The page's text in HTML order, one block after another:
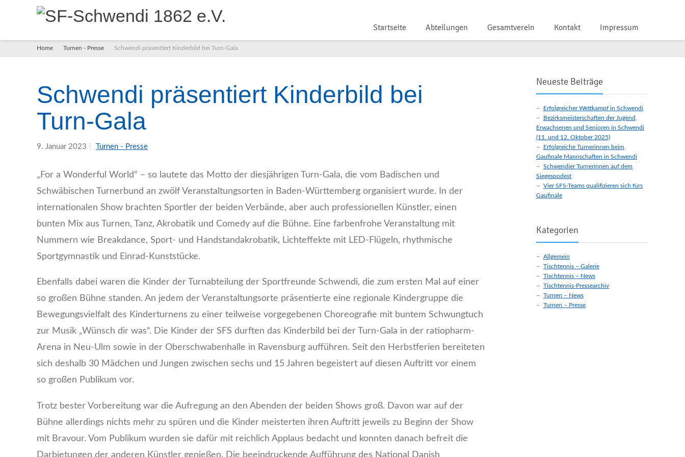
Startseite Abteilungen Gesamtverein Kontakt Impressum
Home Turnen - Presse Schwendi präsentiert Kinderbild bei Turn-Gala
Schwendi präsentiert Kinderbild bei
Turn-Gala
9. Januar 2023 Turnen - Presse
„For a Wonderful World“ – so lautete das Motto der diesjährigen Turn-Gala, die vom Badischen und
Schwäbischen Turnerbund an zwölf Veranstaltungsorten in Baden-Württemberg organisiert wurde. In der
internationalen Show brachten Sportler der beiden Verbände, aber auch professionellen Künstler, einen
bunten Mix aus Turnen, Tanz, Akrobatik und Comedy auf die Bühne. Eine farbenfrohe Veranstaltung mit
Nummern wie Breakdance, Sport- und Handstandakrobatik, Lichteffekte mit LED-Flügeln, rhythmische
Sportgymnastik und Einrad-Kunststücke.
Ebenfalls dabei waren die Kinder der Turnabteilung der Sportfreunde Schwendi, die zum ersten Mal auf einer
so großen Bühne standen. An jedem der Veranstaltungsorte präsentierte eine regionale Kindergruppe die
Bewegungsvielfalt des Kinderturnens zu einer teilweise vorgegebenen Choreografie mit buntem Schwungtuch
zur Musik „Wünsch dir was“. Die Kinder der SFS durften das Kinderbild bei der Turn-Gala in der ratiopharm-
Arena in Neu-Ulm sowie in der Oberschwabenhalle in Ravensburg aufführen. Seit den Herbstferien bereiteten
sich deshalb 30 Mädchen und Jungen zwischen sechs und 15 Jahren begeistert auf diesen Auftritt vor einem
so großen Publikum vor.
Trotz bester Vorbereitung war die Aufregung an den Abenden der beiden Shows groß. Davon war auf der
Bühne allerdings nichts mehr zu spüren und die Kinder meisterten ihren Auftritt jeweils zu Beginn der Show
mit Bravour. Vom Publikum wurden sie dafür mit reichlich Applaus bedacht und konnten danach befreit die
Darbietungen der anderen Künstler genießen. Die beeindruckende Aufführung des National Danish
Neueste Beiträge
Erfolgreicher Wettkampf in Schwendi
Bezirksmeisterschaften der Jugend,
Erwachsenen und Senioren in Schwendi
(11. und 12. Oktober 2025)
Erfolgreiche Turnerinnen beim
Gaufinale Mannschaften in Schwendi
Schwendier Turnerinnen auf dem
Siegespodest
Vier SFS-Teams qualifizieren sich fürs
Gaufinale
Kategorien
Allgemein
Tischtennis – Galerie
Tischtennis – News
Tischtennis-Pressearchiv
Turnen – News
Turnen – Presse